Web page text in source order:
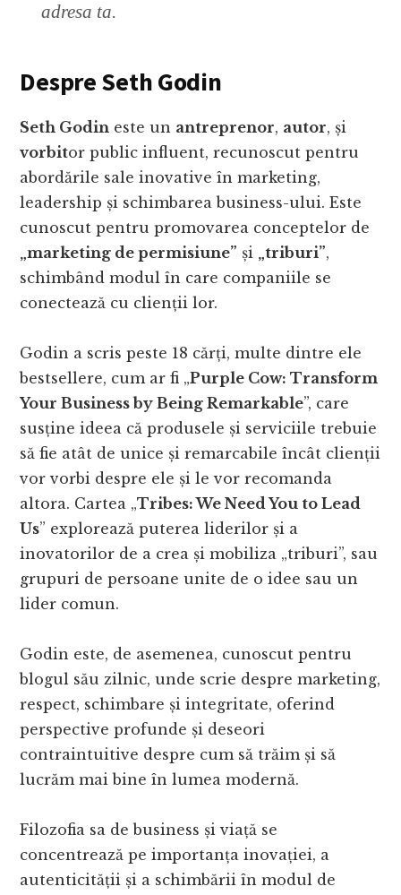
adresa ta.
Despre Seth Godin
Seth Godin este un antreprenor, autor, și
vorbitor public influent, recunoscut pentru
abordările sale inovative în marketing,
leadership și schimbarea business-ului. Este
cunoscut pentru promovarea conceptelor de
„marketing de permisiune” și „triburi”,
schimbând modul în care companiile se
conectează cu clienții lor.
Godin a scris peste 18 cărți, multe dintre ele
bestsellere, cum ar fi „Purple Cow: Transform
Your Business by Being Remarkable”, care
susține ideea că produsele și serviciile trebuie
să fie atât de unice și remarcabile încât clienții
vor vorbi despre ele și le vor recomanda
altora. Cartea „Tribes: We Need You to Lead
Us” explorează puterea liderilor și a
inovatorilor de a crea și mobiliza „triburi”, sau
grupuri de persoane unite de o idee sau un
lider comun.
Godin este, de asemenea, cunoscut pentru
blogul său zilnic, unde scrie despre marketing,
respect, schimbare și integritate, oferind
perspective profunde și deseori
contraintuitive despre cum să trăim și să
lucrăm mai bine în lumea modernă.
Filozofia sa de business și viață se
concentrează pe importanța inovației, a
autenticității și a schimbării în modul de